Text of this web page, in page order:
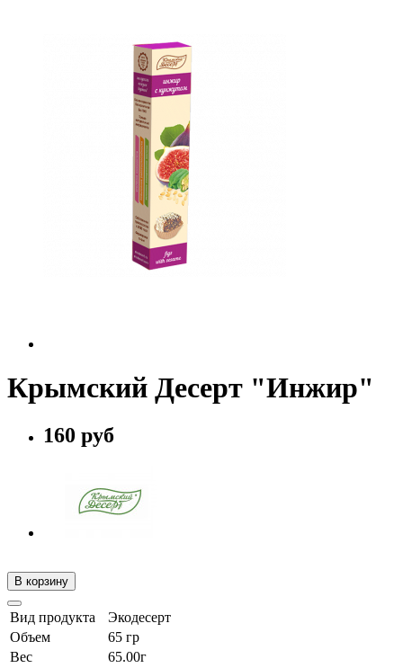
Крымский Десерт "Инжир"
160 руб
В корзину
Вид продукта
Экодесерт
Объем
65 гр
Вес
65.00г